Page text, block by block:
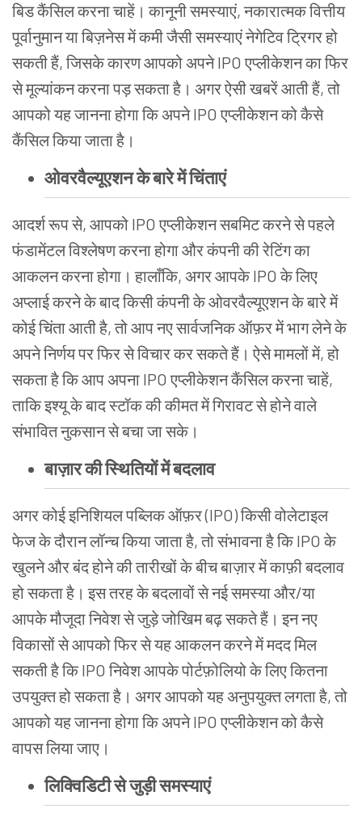
बिड कैंसिल करना चाहें। कानूनी समस्याएं, नकारात्मक वित्तीय
पूर्वानुमान या बिज़नेस में कमी जैसी समस्याएं नेगेटिव ट्रिगर हो
सकती हैं, जिसके कारण आपको अपने IPO एप्लीकेशन का फिर
से मूल्यांकन करना पड़ सकता है। अगर ऐसी खबरें आती हैं, तो
आपको यह जानना होगा कि अपने IPO एप्लीकेशन को कैसे
कैंसिल किया जाता है।
ओवरवैल्यूएशन के बारे में चिंताएं
आदर्श रूप से, आपको IPO एप्लीकेशन सबमिट करने से पहले
फंडामेंटल विश्लेषण करना होगा और कंपनी की रेटिंग का
आकलन करना होगा। हालाँकि, अगर आपके IPO के लिए
अप्लाई करने के बाद किसी कंपनी के ओवरवैल्यूएशन के बारे में
कोई चिंता आती है, तो आप नए सार्वजनिक ऑफ़र में भाग लेने के
अपने निर्णय पर फिर से विचार कर सकते हैं। ऐसे मामलों में, हो
सकता है कि आप अपना IPO एप्लीकेशन कैंसिल करना चाहें,
ताकि इश्यू के बाद स्टॉक की कीमत में गिरावट से होने वाले
संभावित नुकसान से बचा जा सके।
बाज़ार की स्थितियों में बदलाव
अगर कोई इनिशियल पब्लिक ऑफ़र (IPO) किसी वोलेटाइल
फेज के दौरान लॉन्च किया जाता है, तो संभावना है कि IPO के
खुलने और बंद होने की तारीखों के बीच बाज़ार में काफ़ी बदलाव
हो सकता है। इस तरह के बदलावों से नई समस्या और/या
आपके मौजूदा निवेश से जुड़े जोखिम बढ़ सकते हैं। इन नए
विकासों से आपको फिर से यह आकलन करने में मदद मिल
सकती है कि IPO निवेश आपके पोर्टफ़ोलियो के लिए कितना
उपयुक्त हो सकता है। अगर आपको यह अनुपयुक्त लगता है, तो
आपको यह जानना होगा कि अपने IPO एप्लीकेशन को कैसे
वापस लिया जाए।
लिक्विडिटी से जुड़ी समस्याएं